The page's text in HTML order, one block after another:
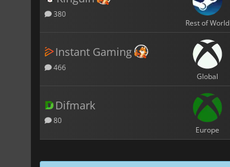
380
Rest of World
Instant Gaming
466
Global
Difmark
80
Europe